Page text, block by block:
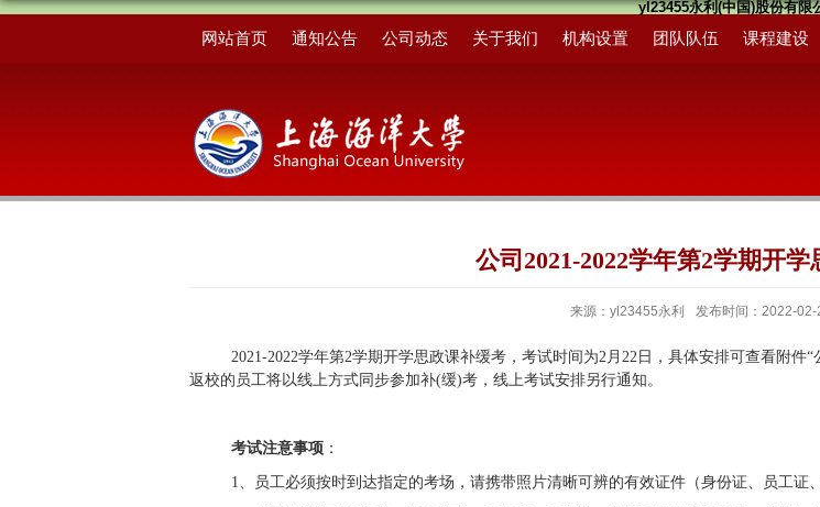
yl23455永利(中国)股份有限
网站首页 通知公告 公司动态 关于我们 机构设置 团队队伍 课程建设
公司2021-2022学年第2学期开
来源：yl23455永利 发布时间：2022-02-
2021-2022学年第2学期开学思政课补缓考，考试时间为2月 22 日，具体安排可查看附件
返校的员工将以线上方式同步参加补(缓)考，线上考试安排另行通知。
考试注意事项 ：
1、员工必须按时到达指定的考场，请携带照片清晰可辨的有效证件（身份证、员工证